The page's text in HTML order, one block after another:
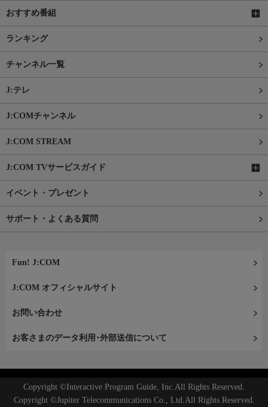
おすすめ番組
ランキング
チャンネル一覧
J:テレ
J:COMチャンネル
J:COM STREAM
J:COM TVサービスガイド
イベント・プレゼント
サポート・よくある質問
Fun! J:COM
J:COM オフィシャルサイト
お問い合わせ
お客さまのデータ利用･外部送信について
Copyright ©Interactive Program Guide, Inc.All Rights Reserved.
Copyright ©Jupiter Telecommunications Co., Ltd.All Rights Reserved.